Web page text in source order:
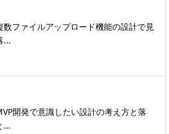
数ファイルアップロード機能の設計で見
...
開発で意識したい設計の考え方と落
...